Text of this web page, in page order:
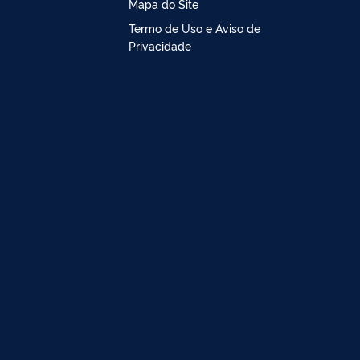
Mapa do Site
Termo de Uso e Aviso de
Privacidade